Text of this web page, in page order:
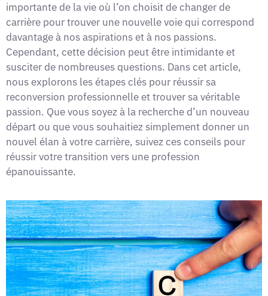
importante de la vie où l’on choisit de changer de
carrière pour trouver une nouvelle voie qui correspond
davantage à nos aspirations et à nos passions.
Cependant, cette décision peut être intimidante et
susciter de nombreuses questions. Dans cet article,
nous explorons les étapes clés pour réussir sa
reconversion professionnelle et trouver sa véritable
passion. Que vous soyez à la recherche d’un nouveau
départ ou que vous souhaitiez simplement donner un
nouvel élan à votre carrière, suivez ces conseils pour
réussir votre transition vers une profession
épanouissante.